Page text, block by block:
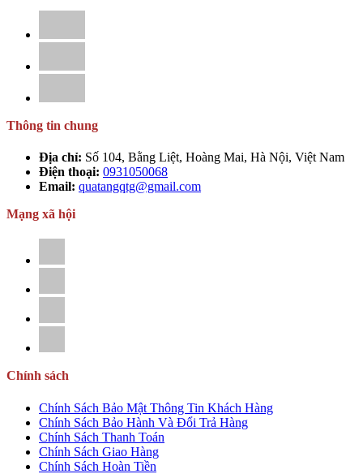
Thông tin chung
Địa chỉ: Số 104, Bằng Liệt, Hoàng Mai, Hà Nội, Việt Nam
Điện thoại: 0931050068
Email: quatangqtg@gmail.com
Mạng xã hội
Chính sách
Chính Sách Bảo Mật Thông Tin Khách Hàng
Chính Sách Bảo Hành Và Đổi Trả Hàng
Chính Sách Thanh Toán
Chính Sách Giao Hàng
Chính Sách Hoàn Tiền